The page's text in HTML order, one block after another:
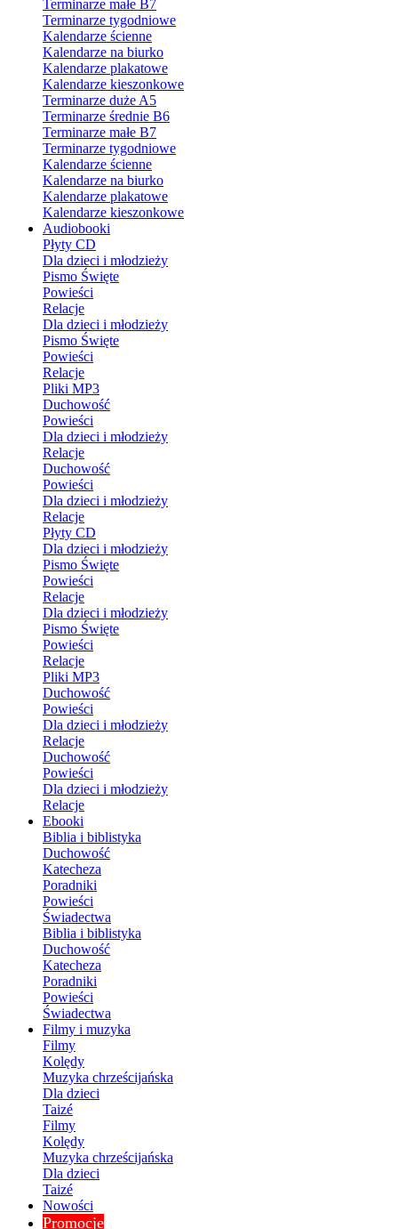
Terminarze małe B7
Terminarze tygodniowe
Kalendarze ścienne
Kalendarze na biurko
Kalendarze plakatowe
Kalendarze kieszonkowe
Terminarze duże A5
Terminarze średnie B6
Terminarze małe B7
Terminarze tygodniowe
Kalendarze ścienne
Kalendarze na biurko
Kalendarze plakatowe
Kalendarze kieszonkowe
Audiobooki
Płyty CD
Dla dzieci i młodzieży
Pismo Święte
Powieści
Relacje
Dla dzieci i młodzieży
Pismo Święte
Powieści
Relacje
Pliki MP3
Duchowość
Powieści
Dla dzieci i młodzieży
Relacje
Duchowość
Powieści
Dla dzieci i młodzieży
Relacje
Płyty CD
Dla dzieci i młodzieży
Pismo Święte
Powieści
Relacje
Dla dzieci i młodzieży
Pismo Święte
Powieści
Relacje
Pliki MP3
Duchowość
Powieści
Dla dzieci i młodzieży
Relacje
Duchowość
Powieści
Dla dzieci i młodzieży
Relacje
Ebooki
Biblia i biblistyka
Duchowość
Katecheza
Poradniki
Powieści
Świadectwa
Biblia i biblistyka
Duchowość
Katecheza
Poradniki
Powieści
Świadectwa
Filmy i muzyka
Filmy
Kolędy
Muzyka chrześcijańska
Dla dzieci
Taizé
Filmy
Kolędy
Muzyka chrześcijańska
Dla dzieci
Taizé
Nowości
Promocje